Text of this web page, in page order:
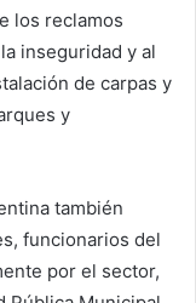
los reclamos
inseguridad y al
de carpas y
y
también
funcionarios del
por el sector,